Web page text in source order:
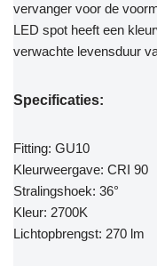
vervanger voor de
LED spot heeft een
verwachte levensduur
Specificaties:
Fitting: GU10
Kleurweergave: CRI 90
Stralingshoek: 36°
Kleur: 2700K
Lichtopbrengst: 270 lm